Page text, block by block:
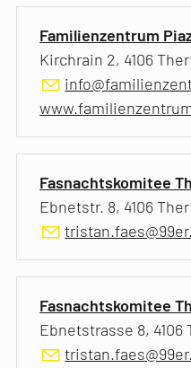
Familienzentrum
Kirchrain 2, 4106
Fasnachtskomitee
Ebnetstr. 8, 4106
Fasnachtskomitee
Ebnetstrasse 8, 4106